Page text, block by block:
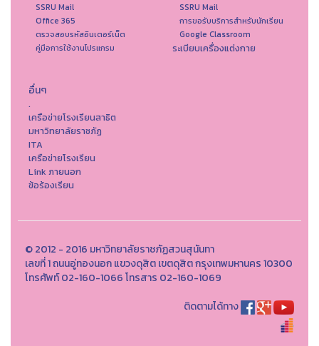
SSRU Mail
Office 365
ตรวจสอบรหัสอินเตอร์เน็ต
คู่มือการใช้งานโปรแกรม
SSRU Mail
การขอรับบริการสำหรับนักเรียน
Google Classroom
ระเบียบเครื่องแต่งกาย
อื่นๆ
.
เครือข่ายโรงเรียนสาธิต
มหาวิทยาลัยราชภัฏ
ITA
เครือข่ายโรงเรียน
Link ภายนอก
ข้อร้องเรียน
© 2012 - 2016 มหาวิทยาลัยราชภัฏสวนสุนันทา
เลขที่ 1 ถนนอู่ทองนอก แขวงดุสิต เขตดุสิต กรุงเทพมหานคร 10300
โทรศัพท์ 02-160-1066 โทรสาร 02-160-1069
ติดตามได้ทาง